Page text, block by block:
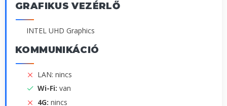
GRAFIKUS VEZÉRLŐ
INTEL UHD Graphics
KOMMUNIKÁCIÓ
LAN: nincs
Wi-Fi: van
4G: nincs